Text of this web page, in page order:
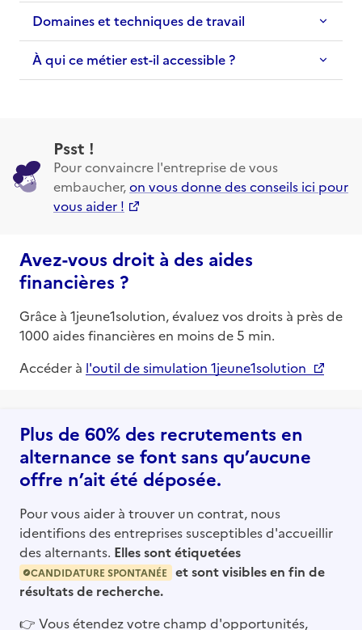
Domaines et techniques de travail
À qui ce métier est-il accessible ?
Psst !
Pour convaincre l'entreprise de vous
embaucher,on vous donne des conseils ici pour
vous aider !
Avez-vous droit à des aides
financières ?
Grâce à 1jeune1solution, évaluez vos droits à près de
1000 aides financières en moins de 5 min.
Accéder à l'outil de simulation 1jeune1solution
Plus de 60% des recrutements en
alternance se font sans qu’aucune
offre n’ait été déposée.
Pour vous aider à trouver un contrat, nous
identifions des entreprises susceptibles d'accueillir
des alternants. Elles sont étiquetées
CANDIDATURE SPONTANÉE
et sont visibles en fin de
résultats de recherche.
👉 Vous étendez votre champ d'opportunités,